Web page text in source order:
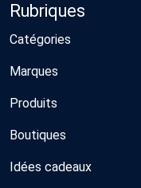
Rubriques
Catégories
Marques
Produits
Boutiques
Idées cadeaux